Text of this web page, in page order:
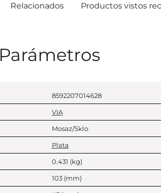
Relacionados Productos vistos
Parámetros
8592207014628
VIA
Mosaz/Sklo
Plata
0.431 (kg)
103 (mm)